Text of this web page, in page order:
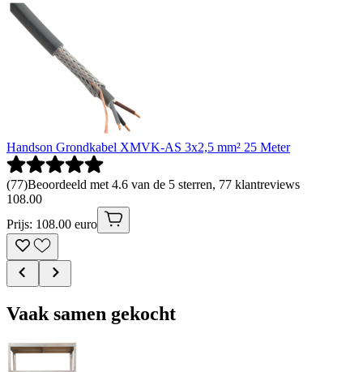
Handson Grondkabel XMVK-AS 3x2,5 mm² 25 Meter
(77)Beoordeeld met 4.6 van de 5 sterren, 77 klantreviews
108.00
Prijs: 108.00 euro
Vaak samen gekocht